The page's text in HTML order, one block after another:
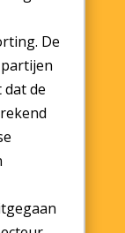
De
de